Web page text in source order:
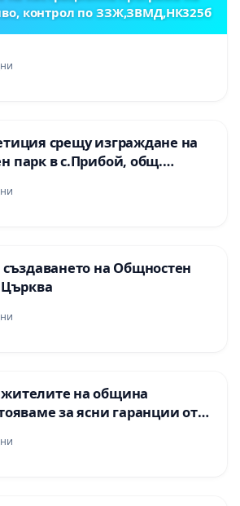
контрол по ЗЗЖ,ЗВМД,НК325б
срещу изграждане на
парк в с.Прибой, общ.
на Общностен
на община
за ясни гаранции от
АД и от държавата, че ще се
екологични норми!